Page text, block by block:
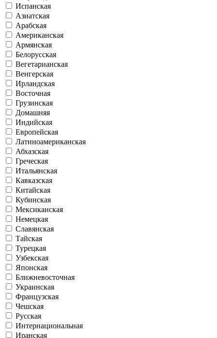
Испанская
Азиатская
Арабская
Американская
Армянская
Белорусская
Вегетарианская
Венгерская
Ирландская
Восточная
Грузинская
Домашняя
Индийская
Европейская
Латиноамериканская
Абхазская
Греческая
Итальянская
Кавказская
Китайская
Кубинская
Мексиканская
Немецкая
Славянская
Тайская
Турецкая
Узбекская
Японская
Ближневосточная
Украинская
Французская
Чешская
Русская
Интернациональная
Иранская